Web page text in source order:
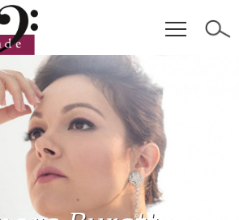
Cookie-Einstellungen